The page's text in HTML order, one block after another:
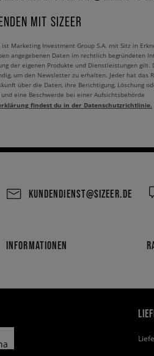
MIT SIZEER
Marketing Investment Group S.A. mit Sitz in
angegebenen Daten im rechtlich begründeten
der eigenen Produkte und Dienstleistungen gilt.
um den Newsletter zu erhalten. Jeder hat das
über die Daten, ihre Berichtigung, Löschung
eine Beschwerde bei einer Aufsichtsbehörde
findest du in der Datenschutzrichtlinie.
KUNDENDIENST@SIZEER.DE
INFORMATIONEN